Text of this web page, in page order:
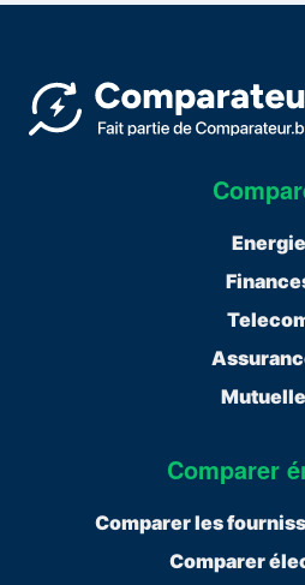
Energie
Comparer
Comparer les
Comparer